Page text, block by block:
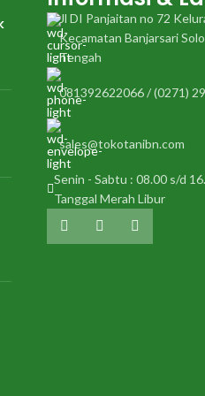
Jl DI Panjaitan no 72
Kecamatan Banjarsari
Tengah
081392622066 / (0271)
sales@tokotanibn.com
Senin - Sabtu : 08.00 s/d
Tanggal Merah Libur